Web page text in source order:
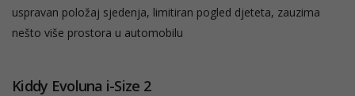
uspravan položaj sjedenja, limitiran pogled djeteta, zauzima
nešto više prostora u automobilu
Kiddy Evoluna i-Size 2